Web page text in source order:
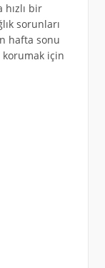
bir
sorunları
hafta sonu
korumak için